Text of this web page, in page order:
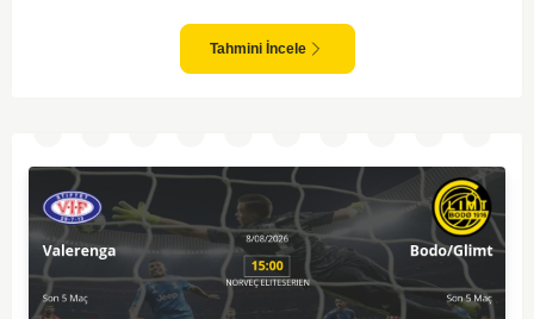
yapıyor. Sarpsborg'un ise sürpriz yapabilme potansiyeli olsa da,
genellikle güçlü rakipler karşısında tutunmakta zorlandıkları biliniyor. Bu
doğrultuda, Viking'in galibiyete yakın olabileceği bir maç beklenebilir.
Tahmini İncele